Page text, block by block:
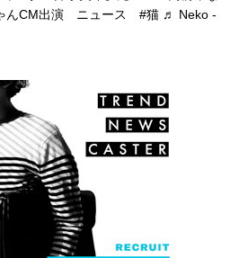
んCM出演 ニュース #猫 ♬ Neko -